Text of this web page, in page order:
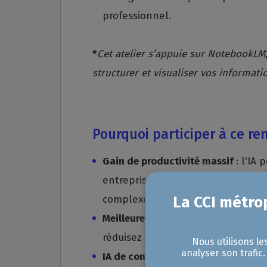
professionnel.
*Cet atelier s’appuie sur
structurer et visualiser vos
Pourquoi participer à ce
Gain de productivité massif: l'IA
entreprise de 40 % d'ici 2035 en
complexes.
Meilleure prise de décision
: en
réduisez l'incertitude liée au
IA de confiance
: apprenez à
Nous utilisons
analyser son